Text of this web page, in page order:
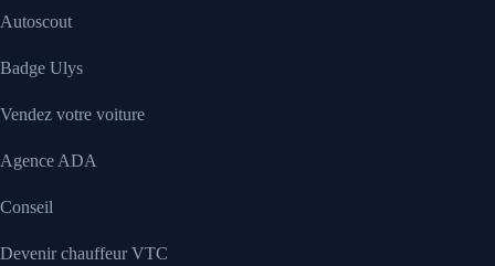
Autoscout
Badge Ulys
Vendez votre voiture
Agence ADA
Conseil
Devenir chauffeur VTC